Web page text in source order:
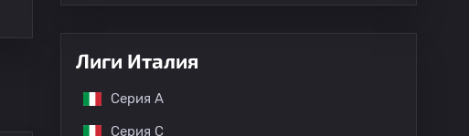
Лиги Италия
Серия А
Серия C